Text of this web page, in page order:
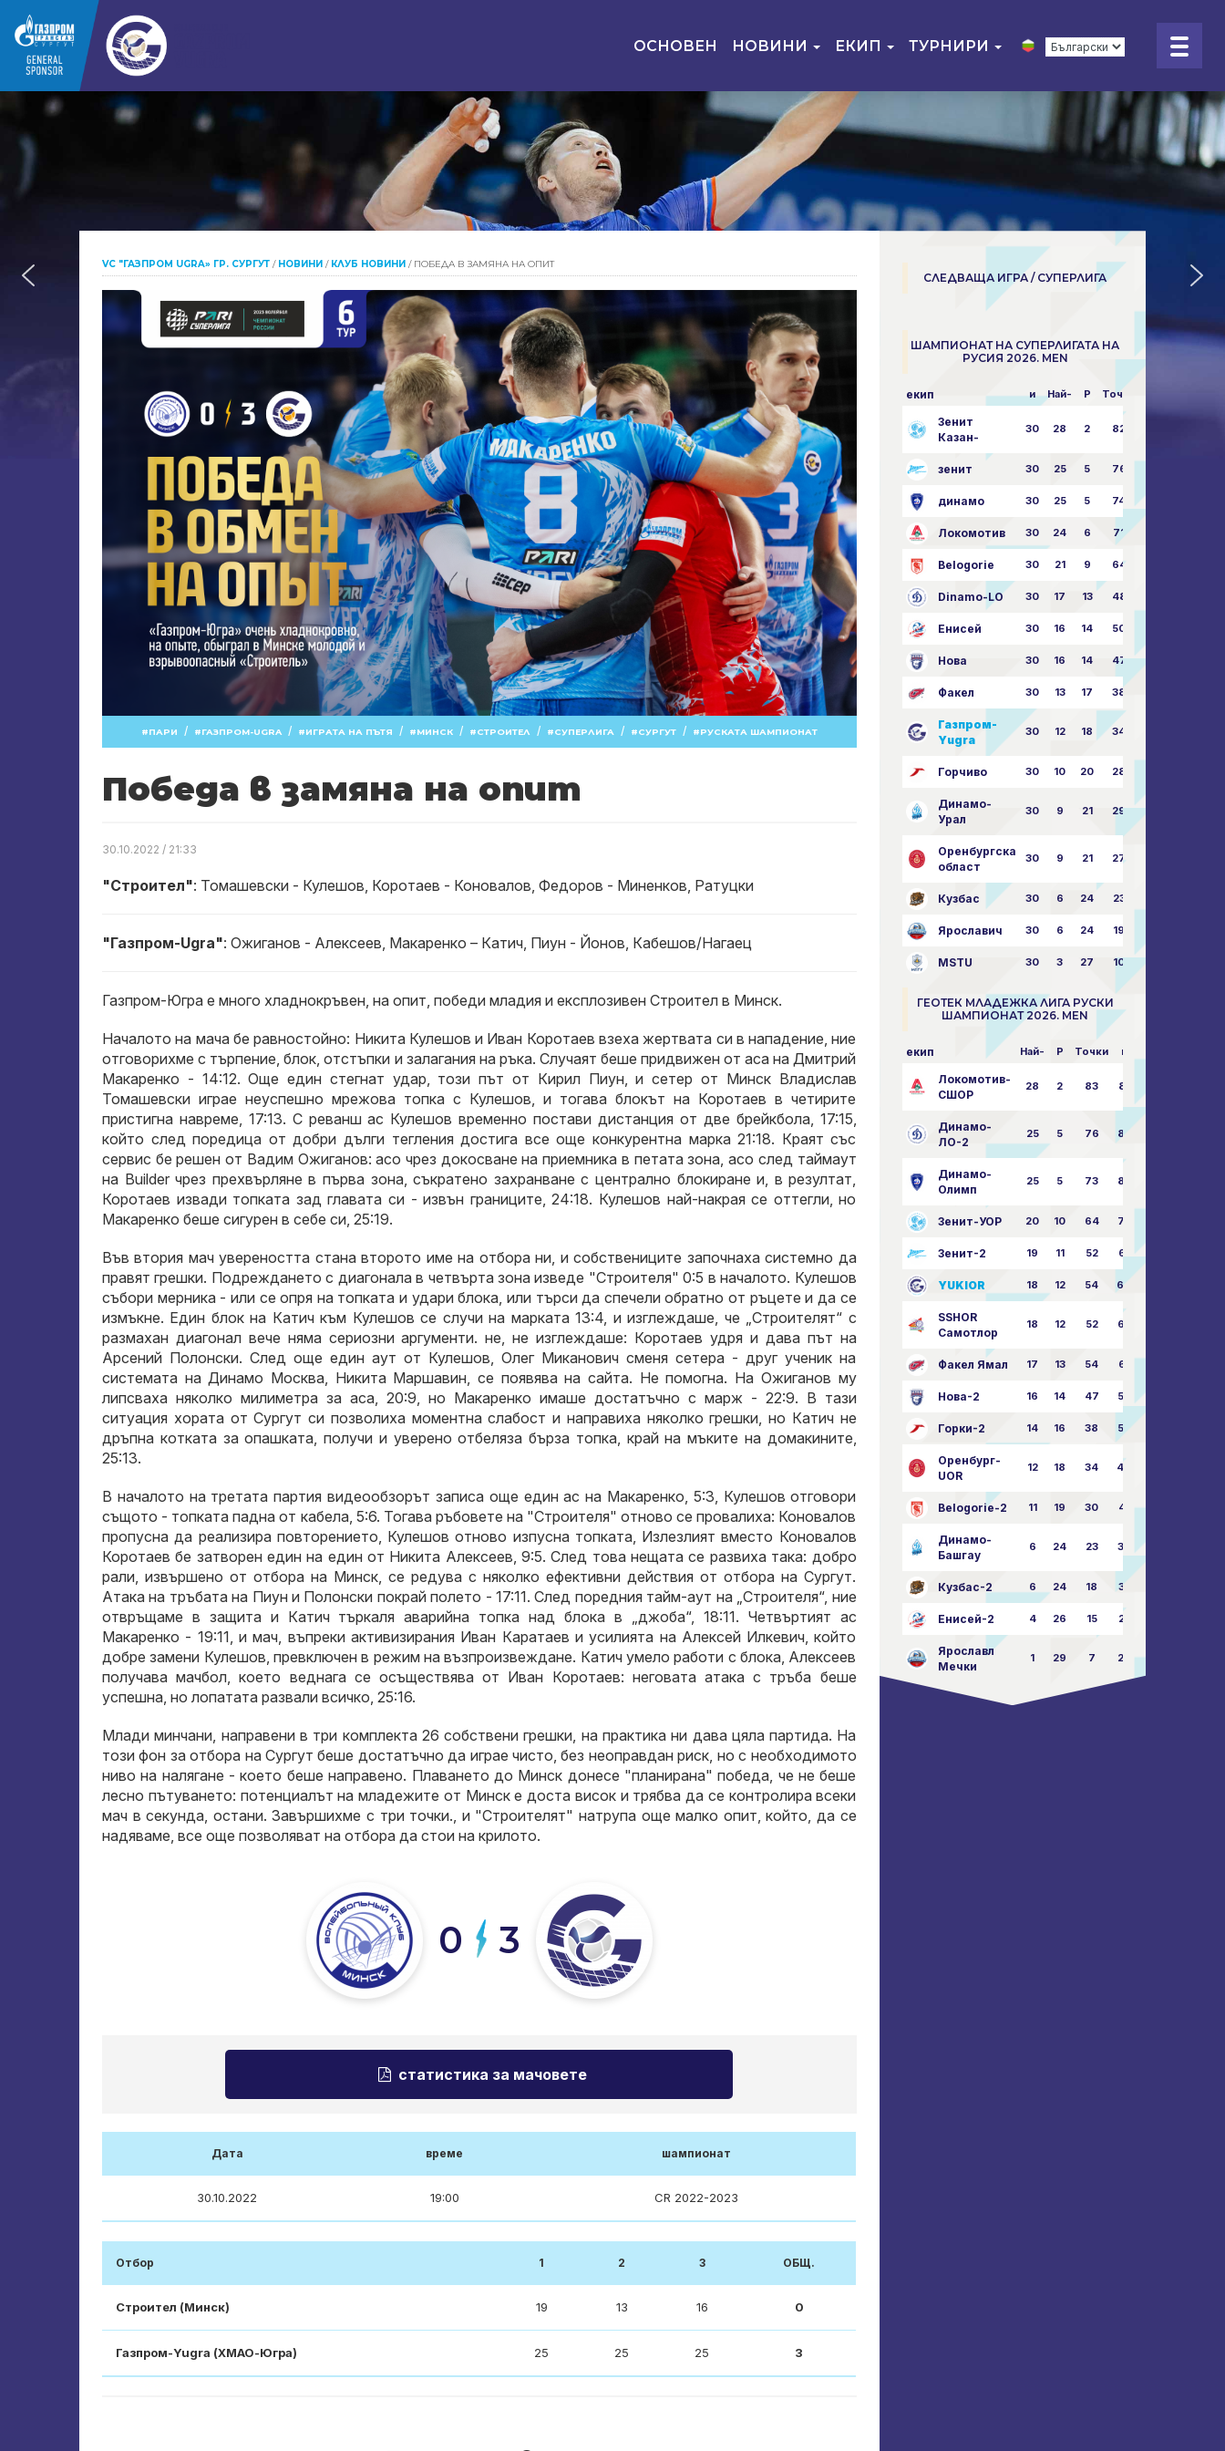
ОСНОВЕН НОВИНИ ЕКИП ТУРНИРИ
VC "ГАЗПРОМ UGRA» ГР. СУРГУТ / НОВИНИ / КЛУБ НОВИНИ / ПОБЕДА В ЗАМЯНА НА ОПИТ
ПАРИ / ГАЗПРОМ-UGRA / ИГРАТА НА ПЪТЯ / МИНСК / СТРОИТЕЛ / СУПЕРЛИГА / СУРГУТ / РУСКАТА ШАМПИОНАТ
Победа в замяна на опит
30.10.2022 / 21:33
"Строител": Томашевски - Кулешов, Коротаев - Коновалов, Федоров - Миненков, Ратуцки
"Газпром-Ugra": Ожиганов - Алексеев, Макаренко – Катич, Пиун - Йонов, Кабешов/Нагаец
Газпром-Югра е много хладнокръвен, на опит, победи младия и експлозивен Строител в Минск.
Началото на мача бе равностойно: Никита Кулешов и Иван Коротаев взеха жертвата си в нападение, ние
отговорихме с търпение, блок, отстъпки и залагания на ръка. Случаят беше придвижен от аса на Дмитрий
Макаренко - 14:12. Още един стегнат удар, този път от Кирил Пиун, и сетер от Минск Владислав
Томашевски играе неуспешно мрежова топка с Кулешов, и тогава блокът на Коротаев в четирите
пристигна навреме, 17:13. С реванш ас Кулешов временно постави дистанция от две брейкбола, 17:15,
който след поредица от добри дълги тегления достига все още конкурентна марка 21:18. Краят със
сервис бе решен от Вадим Ожиганов: асо чрез докосване на приемника в петата зона, асо след таймаут
на Builder чрез прехвърляне в първа зона, съкратено захранване с централно блокиране и, в резултат,
Коротаев извади топката зад главата си - извън границите, 24:18. Кулешов най-накрая се оттегли, но
Макаренко беше сигурен в себе си, 25:19.
Във втория мач увереността стана второто име на отбора ни, и собствениците започнаха системно да
правят грешки. Подреждането с диагонала в четвърта зона изведе "Строителя" 0:5 в началото. Кулешов
събори мерника - или се опря на топката и удари блока, или търси да спечели обратно от ръцете и да се
измъкне. Един блок на Катич към Кулешов се случи на марката 13:4, и изглеждаше, че „Строителят“ с
размахан диагонал вече няма сериозни аргументи. не, не изглеждаше: Коротаев удря и дава път на
Арсений Полонски. След още един аут от Кулешов, Олег Миканович сменя сетера - друг ученик на
системата на Динамо Москва, Никита Маршавин, се появява на сайта. Не помогна. На Ожиганов му
липсваха няколко милиметра за аса, 20:9, но Макаренко имаше достатъчно с марж - 22:9. В тази
ситуация хората от Сургут си позволиха моментна слабост и направиха няколко грешки, но Катич не
дръпна котката за опашката, получи и уверено отбеляза бърза топка, край на мъките на домакините,
25:13.
В началото на третата партия видеообзорът записа още един ас на Макаренко, 5:3, Кулешов отговори
същото - топката падна от кабела, 5:6. Тогава ръбовете на "Строителя" отново се провалиха: Коновалов
пропусна да реализира повторението, Кулешов отново изпусна топката, Излезлият вместо Коновалов
Коротаев бе затворен един на един от Никита Алексеев, 9:5. След това нещата се развиха така: добро
рали, извършено от отбора на Минск, се редува с няколко ефективни действия от отбора на Сургут.
Атака на тръбата на Пиун и Полонски покрай полето - 17:11. След поредния тайм-аут на „Строителя“, ние
отвръщаме в защита и Катич търкаля аварийна топка над блока в „джоба“, 18:11. Четвъртият ас
Макаренко - 19:11, и мач, въпреки активизирания Иван Каратаев и усилията на Алексей Илкевич, който
добре замени Кулешов, превключен в режим на възпроизвеждане. Катич умело работи с блока, Алексеев
получава мачбол, което веднага се осъществява от Иван Коротаев: неговата атака с тръба беше
успешна, но лопатата развали всичко, 25:16.
Млади минчани, направени в три комплекта 26 собствени грешки, на практика ни дава цяла партида. На
този фон за отбора на Сургут беше достатъчно да играе чисто, без неоправдан риск, но с необходимото
ниво на налягане - което беше направено. Плаването до Минск донесе "планирана" победа, че не беше
лесно пътуването: потенциалът на младежите от Минск е доста висок и трябва да се контролира всеки
мач в секунда, остани. Завършихме с три точки., и "Строителят" натрупа още малко опит, който, да се
надяваме, все още позволяват на отбора да стои на крилото.
0 3
статистика за мачовете
Дата време шампионат
30.10.2022 19:00 CR 2022-2023
Отбор 1 2 3 ОБЩ.
Строител (Минск) 19 13 16 0
Газпром-Yugra (ХМАО-Югра) 25 25 25 3
СЛЕДВАЩА ИГРА / СУПЕРЛИГА
ШАМПИОНАТ НА СУПЕРЛИГАТА НА
РУСИЯ 2026. MEN
екип и Най- P Точки
Зенит
Казан-
30 28 2 82
зенит 30 25 5 76
динамо 30 25 5 74
Локомотив 30 24 6 71
Belogorie 30 21 9 64
Dinamo-LO 30 17 13 48
Енисей 30 16 14 50
Нова 30 16 14 47 62:58
Факел 30 13 17 38
Газпром-
Yugra
30 12 18 34
Горчиво 30 10 20 28
Динамо-
Урал
30 9 21 29 41:70
Оренбургска
област
30 9 21 27
Кузбас 30 6 24 23
Ярославич 30 6 24 19
MSTU 30 3 27 10 25:87
ГЕОТЕК МЛАДЕЖКА ЛИГА РУСКИ
ШАМПИОНАТ 2026. MEN
екип Най- P Точки пара
Локомотив-
СШОР
28 2 83 85:14
Динамо-
ЛО-2
25 5 76 82:30
Динамо-
Олимп
25 5 73 80:32
Зенит-УОР 20 10 64 74:43
Зенит-2 19 11 52 68:51
YUKIOR 18 12 54 64:46
SSHOR
Самотлор
18 12 52 64:50
Факел Ямал 17 13 54 65:52
Нова-2 16 14 47 58:57
Горки-2 14 16 38 50:63
Оренбург-
UOR
12 18 34 49:67
Belogorie-2 11 19 30 44:71
Динамо-
Башгау
6 24 23 36:75
Кузбас-2 6 24 18 35:82
Енисей-2 4 26 15 25:82
Ярославл
Мечки
1 29 7 23:87